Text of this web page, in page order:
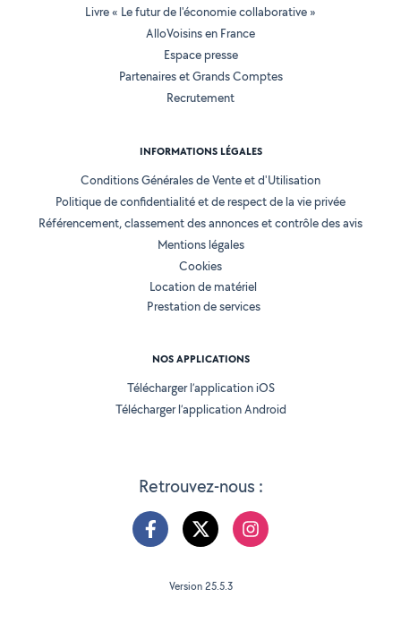
Retrouvez-nous :
Livre « Le futur de l'économie collaborative »
AlloVoisins en France
Espace presse
Partenaires et Grands Comptes
Recrutement
INFORMATIONS LÉGALES
Conditions Générales de Vente et d'Utilisation
Politique de confidentialité et de respect de la vie privée
Référencement, classement des annonces et contrôle des avis
Mentions légales
Cookies
Location de matériel
Prestation de services
NOS APPLICATIONS
Télécharger l’application iOS
Télécharger l’application Android
Version 25.5.3